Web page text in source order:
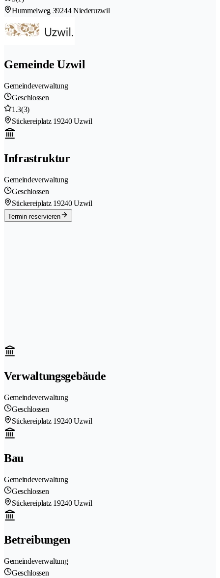
Hummelweg 39244 Niederuzwil
Gemeinde Uzwil
Gemeindeverwaltung
Geschlossen
1.3(3)
Stickereiplatz 19240 Uzwil
Infrastruktur
Gemeindeverwaltung
Geschlossen
Stickereiplatz 19240 Uzwil
Termin reservieren
Verwaltungsgebäude
Gemeindeverwaltung
Geschlossen
Stickereiplatz 19240 Uzwil
Bau
Gemeindeverwaltung
Geschlossen
Stickereiplatz 19240 Uzwil
Betreibungen
Gemeindeverwaltung
Geschlossen